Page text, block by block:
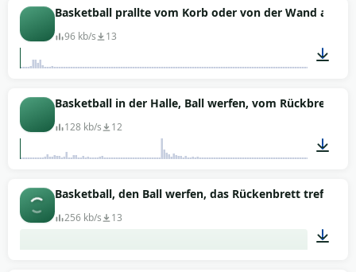
00:03
Basketball prallte vom Korb oder von der Wand ab
96 kb/s 13
00:01
Basketball in der Halle, Ball werfen, vom Rückbrett
128 kb/s 12
00:02
Basketball, den Ball werfen, das Rückenbrett treffen
256 kb/s 13